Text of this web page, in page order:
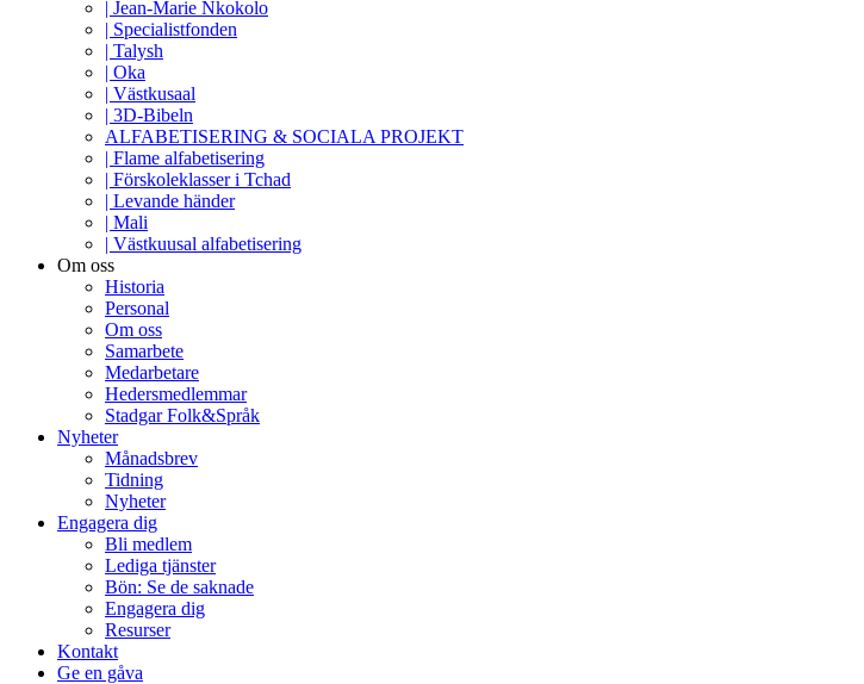
| Jean-Marie Nkokolo
| Specialistfonden
| Talysh
| Oka
| Västkusaal
| 3D-Bibeln
ALFABETISERING & SOCIALA PROJEKT
| Flame alfabetisering
| Förskoleklasser i Tchad
| Levande händer
| Mali
| Västkuusal alfabetisering
Om oss
Historia
Personal
Om oss
Samarbete
Medarbetare
Hedersmedlemmar
Stadgar Folk&Språk
Nyheter
Månadsbrev
Tidning
Nyheter
Engagera dig
Bli medlem
Lediga tjänster
Bön: Se de saknade
Engagera dig
Resurser
Kontakt
Ge en gåva